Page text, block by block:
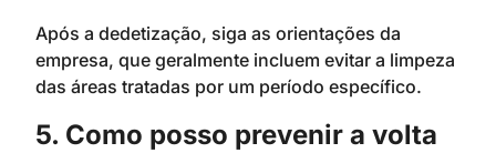
Após a dedetização, siga as orientações da
empresa, que geralmente incluem evitar a limpeza
das áreas tratadas por um período específico.
5. Como posso prevenir a volta